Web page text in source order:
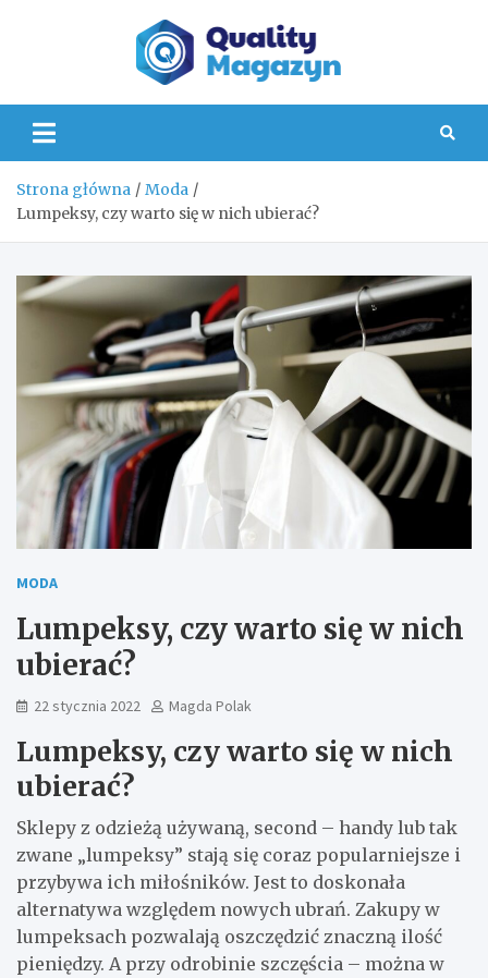
Strona główna
Moda
Lumpeksy, czy warto się w nich ubierać?
MODA
Lumpeksy, czy warto się w nich
ubierać?
22 stycznia 2022 Magda Polak
Lumpeksy, czy warto się w nich
ubierać?
Sklepy z odzieżą używaną, second – handy lub tak
zwane „lumpeksy” stają się coraz popularniejsze i
przybywa ich miłośników. Jest to doskonała
alternatywa względem nowych ubrań. Zakupy w
lumpeksach pozwalają oszczędzić znaczną ilość
pieniędzy. A przy odrobinie szczęścia – można w